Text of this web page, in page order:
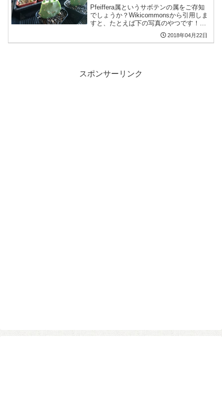
Pfeiffera属というサボテンの属をご存知
でしょうか？Wikicommonsから引用しま
すと、たとえば下の写真のやつです！By
Frank Vincentz - Own work, CC BY-SA
3.0, Linkなんともまぁ人気が...2018年04月22日
スポンサーリンク